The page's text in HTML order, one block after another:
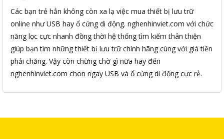
Các bạn trẻ hẳn không còn xa lạ việc mua thiết bị lưu trữ
online như USB hay ổ cứng di động. nghenhinviet.com với chức
năng lọc cực nhanh đồng thời hệ thống tìm kiếm thân thiện
giúp bạn tìm những thiết bị lưu trữ chính hãng cùng với giá tiền
phải chăng. Vậy còn chừng chờ gì nữa hãy đến
nghenhinviet.com chon ngay USB và ổ cứng di động cực rẻ.